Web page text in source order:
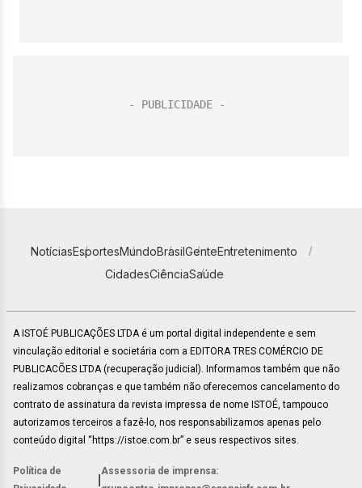
NotíciasEsportesMundoBrasilGenteEntretenimento
CidadesCiênciaSaúde
A ISTOÉ PUBLICAÇÕES LTDA é um portal digital independente e sem
vinculação editorial e societária com a EDITORA TRES COMÉRCIO DE
PUBLICACÕES LTDA (recuperação judicial). Informamos também que não
realizamos cobranças e que também não oferecemos cancelamento do
contrato de assinatura da revista impressa de nome ISTOÉ, tampouco
autorizamos terceiros a fazê-lo, nos responsabilizamos apenas pelo
conteúdo digital “https://istoe.com.br” e seus respectivos sites.
Política de
Assessoria de imprensa: